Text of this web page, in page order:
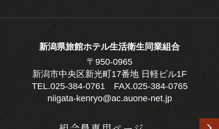
新潟県旅館ホテル生活衛生同業組合
〒950-0965
新潟市中央区新光町17番地 日軽ビル1F
TEL.025-384-0761FAX.025-384-0765
niigata-kenryo@ac.auone-net.jp